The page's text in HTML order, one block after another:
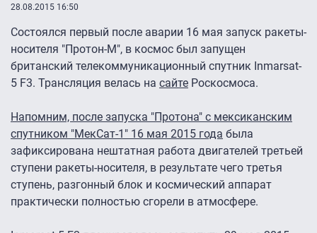
28.08.2015 16:50
Состоялся первый после аварии 16 мая запуск ракеты-
носителя "Протон-М", в космос был запущен
британский телекоммуникационный спутник Inmarsat-
5 F3. Трансляция велась на сайте Роскосмоса.
Напомним, после запуска "Протона" с мексиканским
спутником "МекСат-1" 16 мая 2015 года была
зафиксирована нештатная работа двигателей третьей
ступени ракеты-носителя, в результате чего третья
ступень, разгонный блок и космический аппарат
практически полностью сгорели в атмосфере.